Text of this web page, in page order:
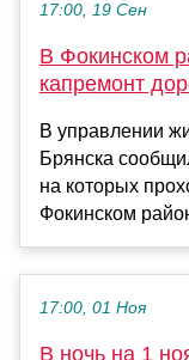
17:00, 19 Сен
В Фокинском
капремонт
В управлении
Брянска
на которых
Фокинском
17:00, 01 Ноя
В ночь на 1